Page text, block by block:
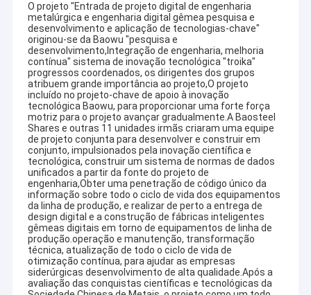
O projeto "Entrada de projeto digital de engenharia
metalúrgica e engenharia digital gêmea pesquisa e
desenvolvimento e aplicação de tecnologias-chave"
originou-se da Baowu "pesquisa e
desenvolvimento,Integração de engenharia, melhoria
contínua" sistema de inovação tecnológica "troika"
progressos coordenados, os dirigentes dos grupos
atribuem grande importância ao projeto,O projeto
incluído no projeto-chave de apoio à inovação
tecnológica Baowu, para proporcionar uma forte força
motriz para o projeto avançar gradualmente.A Baosteel
Shares e outras 11 unidades irmãs criaram uma equipe
de projeto conjunta para desenvolver e construir em
conjunto, impulsionados pela inovação científica e
tecnológica, construir um sistema de normas de dados
unificados a partir da fonte do projeto de
engenharia,Obter uma penetração de código único da
informação sobre todo o ciclo de vida dos equipamentos
da linha de produção, e realizar de perto a entrega de
design digital e a construção de fábricas inteligentes
gêmeas digitais em torno de equipamentos de linha de
produção.operação e manutenção, transformação
técnica, atualização de todo o ciclo de vida de
otimização contínua, para ajudar as empresas
siderúrgicas desenvolvimento de alta qualidade.Após a
avaliação das conquistas científicas e tecnológicas da